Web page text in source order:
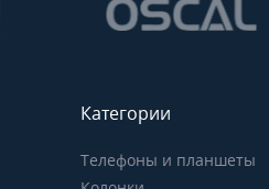
Категории
Телефоны и планшеты